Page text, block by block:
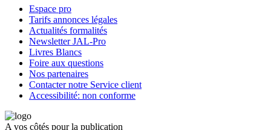
Espace pro
Tarifs annonces légales
Actualités formalités
Newsletter JAL-Pro
Livres Blancs
Foire aux questions
Nos partenaires
Contacter notre Service client
Accessibilité: non conforme
A vos côtés pour la publication